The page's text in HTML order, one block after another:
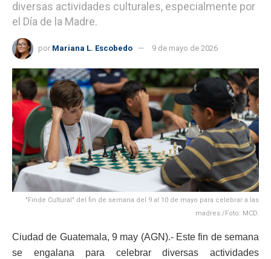
diversas actividades culturales, especialmente por
el Día de la Madre.
por Mariana L. Escobedo 9 de mayo de 2026
"Finde Cultural" del fin de semana del 9 al 10 de mayo para celebrar a las
madres./Foto: MCD.
Ciudad de Guatemala, 9 may (AGN).- Este fin de semana
se engalana para celebrar diversas actividades